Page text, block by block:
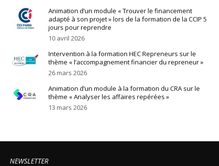
Animation d’un module « Trouver le financement
adapté à son projet » lors de la formation de la CCIP 5
jours pour reprendre
10 avril 2026
Intervention à la formation HEC Repreneurs sur le
thème « l’accompagnement financier du repreneur »
26 mars 2026
Animation d’un module à la formation du CRA sur le
thème « Analyser les affaires repérées »
13 mars 2026
NEWSLETTER